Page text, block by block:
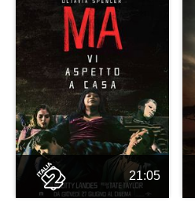
21:05